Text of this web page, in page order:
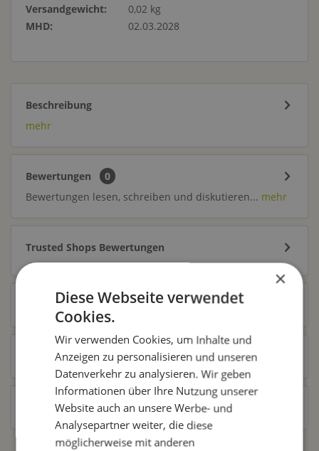
Versandgewicht:
0,02 kg
MHD:
02.03.2028
Beschreibung
mehr
Bewertungen
0
Bewertungen lesen, schreiben und diskutieren... mehr
Trusted Shops Bewertungen
Ähnliche Artikel
Kunden kauften auch
Kunden haben sich ebenfalls angesehen
×
Diese Webseite verwendet
Cookies.
Wir verwenden Cookies, um Inhalte und
Anzeigen zu personalisieren und unseren
Datenverkehr zu analysieren. Wir geben
Informationen über Ihre Nutzung unserer
Website auch an unsere Werbe- und
Analysepartner weiter, die diese
möglicherweise mit anderen